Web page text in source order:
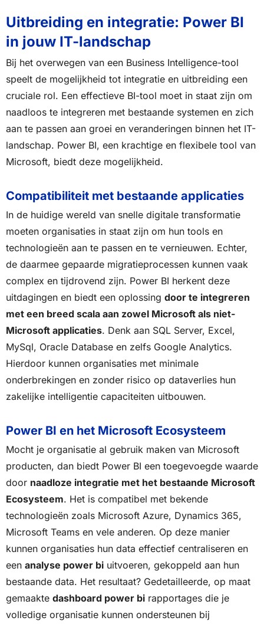
Uitbreiding en integratie: Power BI
in jouw IT-landschap
Bij het overwegen van een Business Intelligence-tool
speelt de mogelijkheid tot integratie en uitbreiding een
cruciale rol. Een effectieve BI-tool moet in staat zijn om
naadloos te integreren met bestaande systemen en zich
aan te passen aan groei en veranderingen binnen het IT-
landschap. Power BI, een krachtige en flexibele tool van
Microsoft, biedt deze mogelijkheid.
Compatibiliteit met bestaande applicaties
In de huidige wereld van snelle digitale transformatie
moeten organisaties in staat zijn om hun tools en
technologieën aan te passen en te vernieuwen. Echter,
de daarmee gepaarde migratieprocessen kunnen vaak
complex en tijdrovend zijn. Power BI herkent deze
uitdagingen en biedt een oplossing door te integreren
met een breed scala aan zowel Microsoft als niet-
Microsoft applicaties. Denk aan SQL Server, Excel,
MySql, Oracle Database en zelfs Google Analytics.
Hierdoor kunnen organisaties met minimale
onderbrekingen en zonder risico op dataverlies hun
zakelijke intelligentie capaciteiten uitbouwen.
Power BI en het Microsoft Ecosysteem
Mocht je organisatie al gebruik maken van Microsoft
producten, dan biedt Power BI een toegevoegde waarde
door naadloze integratie met het bestaande Microsoft
Ecosysteem. Het is compatibel met bekende
technologieën zoals Microsoft Azure, Dynamics 365,
Microsoft Teams en vele anderen. Op deze manier
kunnen organisaties hun data effectief centraliseren en
een analyse power bi uitvoeren, gekoppeld aan hun
bestaande data. Het resultaat? Gedetailleerde, op maat
gemaakte dashboard power bi rapportages die je
volledige organisatie kunnen ondersteunen bij